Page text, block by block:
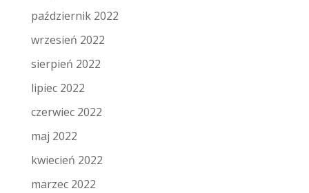
październik 2022
wrzesień 2022
sierpień 2022
lipiec 2022
czerwiec 2022
maj 2022
kwiecień 2022
marzec 2022